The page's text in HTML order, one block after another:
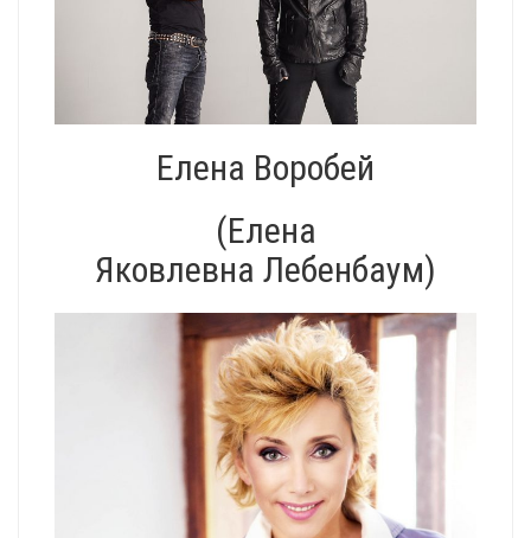
Елена Воробей
(Елена
Яковлевна Лебенбаум)